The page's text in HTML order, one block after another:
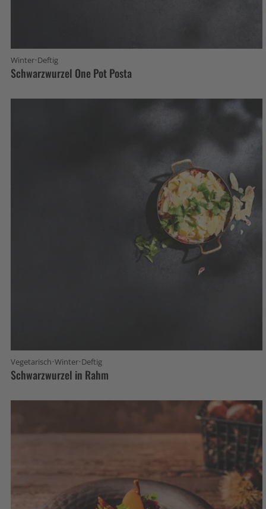
Winter·Deftig
Schwarzwurzel One Pot Posta
Vegetarisch·Winter·Deftig
Schwarzwurzel in Rahm